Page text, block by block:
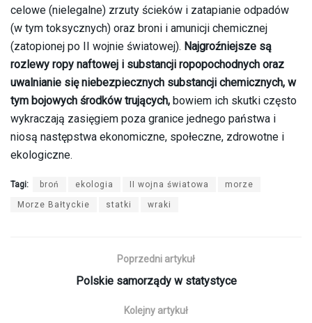
celowe (nielegalne) zrzuty ścieków i zatapianie odpadów
(w tym toksycznych) oraz broni i amunicji chemicznej
(zatopionej po II wojnie światowej). Najgroźniejsze są
rozlewy ropy naftowej i substancji ropopochodnych oraz
uwalnianie się niebezpiecznych substancji chemicznych, w
tym bojowych środków trujących, bowiem ich skutki często
wykraczają zasięgiem poza granice jednego państwa i
niosą następstwa ekonomiczne, społeczne, zdrowotne i
ekologiczne.
Tagi: broń ekologia II wojna światowa morze
Morze Bałtyckie statki wraki
Poprzedni artykuł
Polskie samorządy w statystyce
Kolejny artykuł